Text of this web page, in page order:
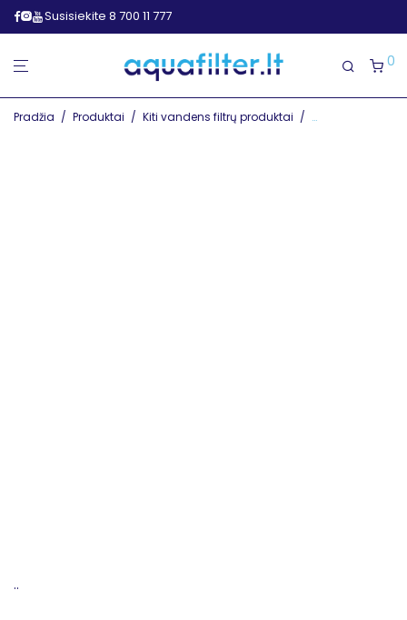
Susisiekite 8 700 11 777
0
Pradžia / Produktai / Kiti vandens filtrų produktai / RO sistemos
..